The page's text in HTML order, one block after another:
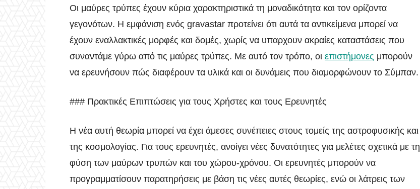
Οι μαύρες τρύπες έχουν κύρια χαρακτηριστικά τη μοναδικότητα και τον ορίζοντα
γεγονότων. Η εμφάνιση ενός gravastar προτείνει ότι αυτά τα αντικείμενα μπορεί να
έχουν εναλλακτικές μορφές και δομές, χωρίς να υπαρχουν ακραίες καταστάσεις που
συναντάμε γύρω από τις μαύρες τρύπες. Με αυτό τον τρόπο, οι επιστήμονες μπορούν
να ερευνήσουν πώς διαφέρουν τα υλικά και οι δυνάμεις που διαμορφώνουν το Σύμπαν.
### Πρακτικές Επιπτώσεις για τους Χρήστες και τους Ερευνητές
Η νέα αυτή θεωρία μπορεί να έχει άμεσες συνέπειες στους τομείς της αστροφυσικής και
της κοσμολογίας. Για τους ερευνητές, ανοίγει νέες δυνατότητες για μελέτες σχετικά με τη
φύση των μαύρων τρυπών και του χώρου-χρόνου. Οι ερευνητές μπορούν να
προγραμματίσουν παρατηρήσεις με βάση τις νέες αυτές θεωρίες, ενώ οι λάτρεις των